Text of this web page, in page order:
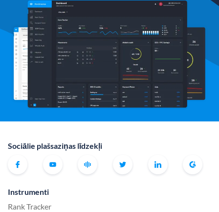
Sociālie plašsaziņas līdzekļi
Instrumenti
Rank Tracker